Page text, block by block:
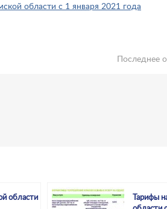
области с 1 января 2021 года
Последнее
области
Тарифы